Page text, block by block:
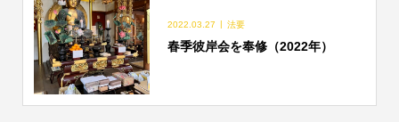
2022.03.27 法要
春季彼岸会を奉修（2022年）